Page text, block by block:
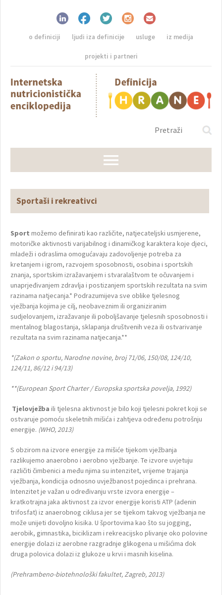
o definiciji ljudi iza definicije usluge iz medija
projekti i partneri
Sportaši i rekreativci
Sport možemo definirati kao različite, natjecateljski usmjerene,
motoričke aktivnosti varijabilnog i dinamičkog karaktera koje djeci,
mladeži i odraslima omogućavaju zadovoljenje potreba za
kretanjem i igrom, razvojem sposobnosti, osobina i sportskih
znanja, sportskim izražavanjem i stvaralaštvom te očuvanjem i
unaprjeđivanjem zdravlja i postizanjem sportskih rezultata na svim
razinama natjecanja.* Podrazumijeva sve oblike tjelesnog
vježbanja kojima je cilj, neobaveznim ili organiziranim
sudjelovanjem, izražavanje ili poboljšavanje tjelesnih sposobnosti i
mentalnog blagostanja, sklapanja društvenih veza ili ostvarivanje
rezultata na svim razinama natjecanja.**
*(Zakon o sportu, Narodne novine, broj 71/06, 150/08, 124/10,
124/11, 86/12 i 94/13)
**(European Sport Charter / Europska sportska povelja, 1992)
Tjelovježbaili tjelesna aktivnost je bilo koji tjelesni pokret koji se
ostvaruje pomoću skeletnih mišića i zahtjeva određenu potrošnju
energije. (WHO, 2013)
S obzirom na izvore energije za mišiće tijekom vježbanja
razlikujemo anaerobno i aerobno vježbanje. Te izvore uvjetuju
različiti čimbenici a među njima su intenzitet, vrijeme trajanja
vježbanja, kondicija odnosno uvježbanost pojedinca i prehrana.
Intenzitet je važan u određivanju vrste izvora energije –
kratkotrajna jaka aktivnost za izvor energije koristi ATP (adenin
trifosfat) iz anaerobnog ciklusa jer se tijekom takvog vježbanja ne
može unijeti dovoljno kisika. U športovima kao što su jogging,
aerobik, gimnastika, biciklizam i rekreacijsko plivanje oko polovine
energije dolazi iz aerobne razgradnje glikogena u mišićima dok
druga polovica dolazi iz glukoze u krvi i masnih kiselina.
(Prehrambeno-biotehnološki fakultet, Zagreb, 2013)